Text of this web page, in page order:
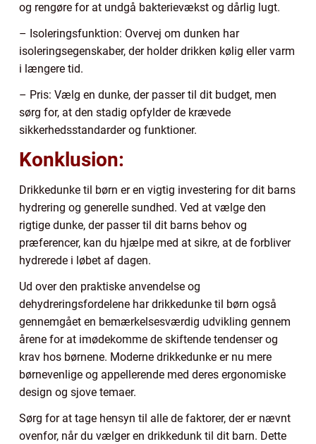
og rengøre for at undgå bakterievækst og dårlig lugt.
– Isoleringsfunktion: Overvej om dunken har
isoleringsegenskaber, der holder drikken kølig eller varm
i længere tid.
– Pris: Vælg en dunke, der passer til dit budget, men
sørg for, at den stadig opfylder de krævede
sikkerhedsstandarder og funktioner.
Konklusion:
Drikkedunke til børn er en vigtig investering for dit barns
hydrering og generelle sundhed. Ved at vælge den
rigtige dunke, der passer til dit barns behov og
præferencer, kan du hjælpe med at sikre, at de forbliver
hydrerede i løbet af dagen.
Ud over den praktiske anvendelse og
dehydreringsfordelene har drikkedunke til børn også
gennemgået en bemærkelsesværdig udvikling gennem
årene for at imødekomme de skiftende tendenser og
krav hos børnene. Moderne drikkedunke er nu mere
børnevenlige og appellerende med deres ergonomiske
design og sjove temaer.
Sørg for at tage hensyn til alle de faktorer, der er nævnt
ovenfor, når du vælger en drikkedunk til dit barn. Dette